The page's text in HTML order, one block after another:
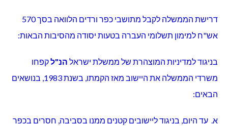
דרישת הממשלה לקבל מתושבי כפר ורדים הלוואה בסך 570
אש"ח למימון תשלומי העברה בטעות יסודה מהסיבות הבאות:
בניגוד למדיניות המוצהרת של ממשלת ישראל הנ"לקפחו
משרדי הממשלה את היישוב מאז הקמתו, בשנת 1983, בנושאים
הבאים:
א. עד היום, בניגוד ליישובים קטנים ממנו בסביבה, חסרים בכפר